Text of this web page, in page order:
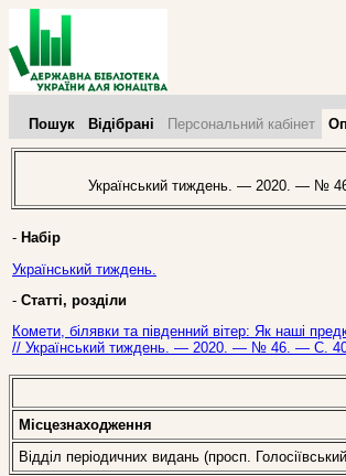
Пошук Відібрані Персональний кабінет
Український тиждень. — 2020. — №
- Набір
Український тиждень.
- Статті, розділи
Комети, білявки та південний вітер: Як наші
// Український тиждень. — 2020. — № 46. — С.
Місцезнаходження
Відділ періодичних видань (просп.